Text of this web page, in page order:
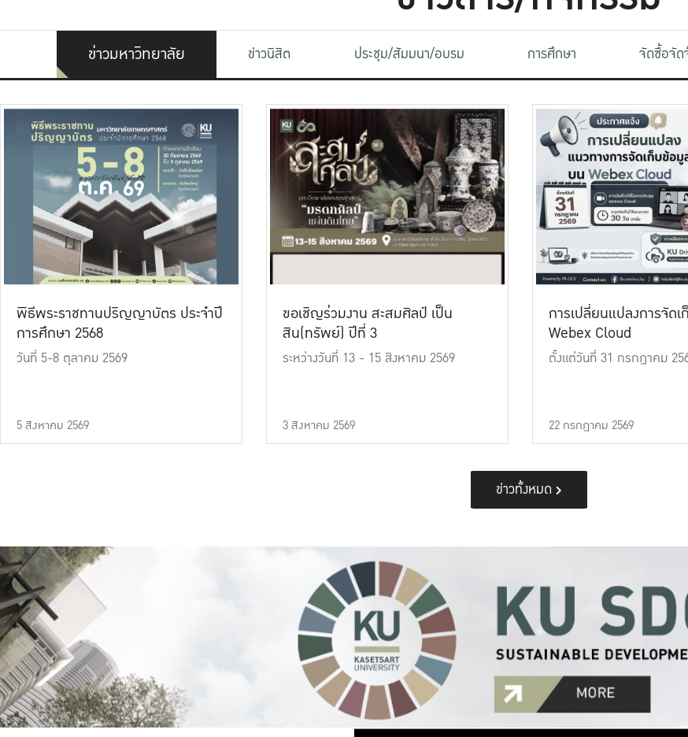
ข่าวมหาวิทยาลัย ข่าวนิสิต ประชุม/สัมมนา/อบรม การศึกษา จัดซื้อจัด
พิธีพระราชทานปริญญาบัตร ประจำปี
การศึกษา 2568
วันที่ 5-8 ตุลาคม 2569
5 สิงหาคม 2569
ขอเชิญร่วมงาน สะสมศิลป์ เป็น
สิน(ทรัพย์) ปีที่ 3
ระหว่างวันที่ 13 - 15 สิงหาคม 2569
3 สิงหาคม 2569
การเปลี่ยนแปลงการจัด
Webex Cloud
ตั้งแต่วันที่ 31 กรกฎาคม
22 กรกฎาคม 2569
ข่าวทั้งหมด